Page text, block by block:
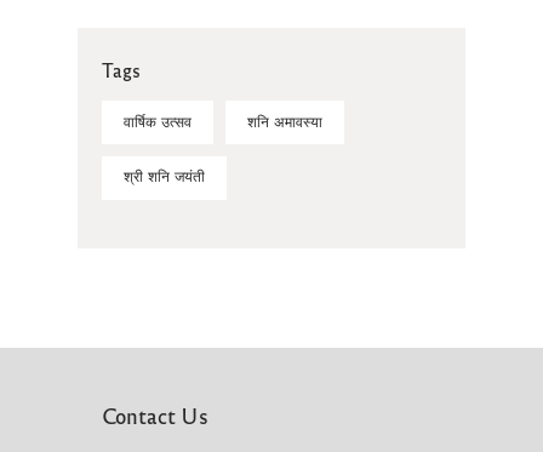
Tags
वार्षिक उत्सव शनि अमावस्या
श्री शनि जयंती
Contact Us